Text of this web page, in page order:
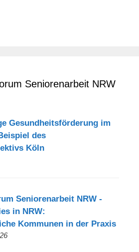
Seniorenarbeit NRW
Gesundheitsförderung im
des
Köln
Seniorenarbeit NRW -
in NRW:
Kommunen in der Praxis